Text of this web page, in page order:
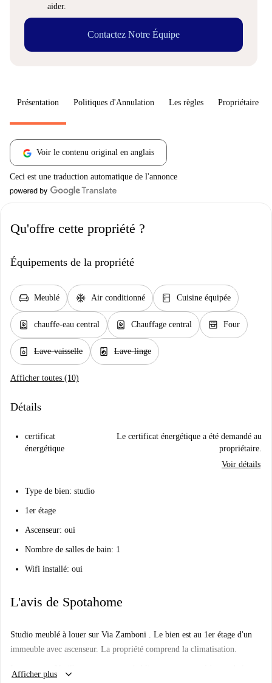
aider.
Contactez Notre Équipe
Présentation Politiques d'Annulation Les règles Propriétaire
Voir le contenu original en anglais
Ceci est une traduction automatique de l'annonce
Qu'offre cette propriété ?
Équipements de la propriété
chair Meublé ac_unit Air conditionné kitchen Cuisine équipée
water_heater chauffe-eau central water_heater Chauffage central oven_gen Four
dishwasher_gen Lave-vaisselle local_laundry_service Lave-linge
Afficher toutes (10)
Détails
certificat
énergétique
Le certificat énergétique a été demandé au
propriétaire.
Voir détails
Type de bien: studio
1er étage
Ascenseur: oui
Nombre de salles de bain: 1
Wifi installé: oui
L'avis de Spotahome
Studio meublé à louer sur Via Zamboni . Le bien est au 1er étage d'un
immeuble avec ascenseur. La propriété comprend la climatisation.
Important: - Veuillez noter que cet établissement ne possède pas de lave-
Afficher plus keyboard_arrow_down